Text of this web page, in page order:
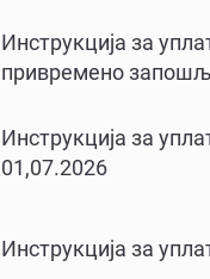
Инструкција за
привремено
Инструкција за
01,07.2026
Инструкција за